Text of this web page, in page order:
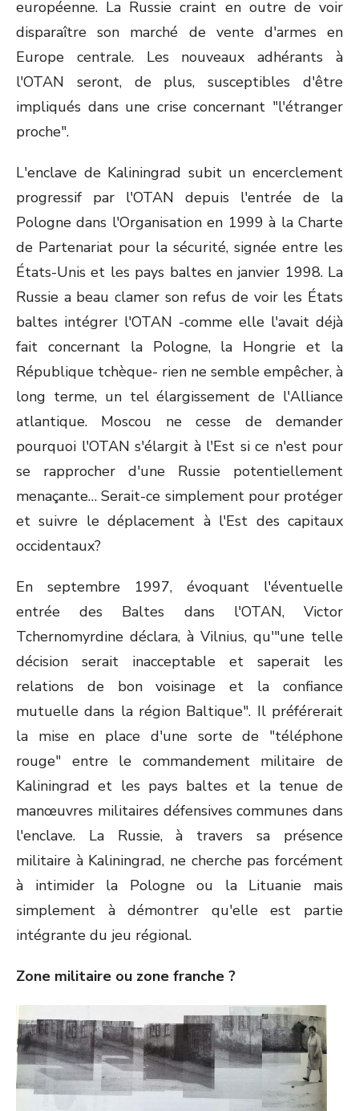
européenne. La Russie craint en outre de voir
disparaître son marché de vente d'armes en
Europe centrale. Les nouveaux adhérants à
l'OTAN seront, de plus, susceptibles d'être
impliqués dans une crise concernant "l'étranger
proche".
L'enclave de Kaliningrad subit un encerclement
progressif par l'OTAN depuis l'entrée de la
Pologne dans l'Organisation en 1999 à la Charte
de Partenariat pour la sécurité, signée entre les
États-Unis et les pays baltes en janvier 1998. La
Russie a beau clamer son refus de voir les États
baltes intégrer l'OTAN -comme elle l'avait déjà
fait concernant la Pologne, la Hongrie et la
République tchèque- rien ne semble empêcher, à
long terme, un tel élargissement de l'Alliance
atlantique. Moscou ne cesse de demander
pourquoi l'OTAN s'élargit à l'Est si ce n'est pour
se rapprocher d'une Russie potentiellement
menaçante… Serait-ce simplement pour protéger
et suivre le déplacement à l'Est des capitaux
occidentaux?
En septembre 1997, évoquant l'éventuelle
entrée des Baltes dans l'OTAN, Victor
Tchernomyrdine déclara, à Vilnius, qu'"une telle
décision serait inacceptable et saperait les
relations de bon voisinage et la confiance
mutuelle dans la région Baltique". Il préférerait
la mise en place d'une sorte de "téléphone
rouge" entre le commandement militaire de
Kaliningrad et les pays baltes et la tenue de
manœuvres militaires défensives communes dans
l'enclave. La Russie, à travers sa présence
militaire à Kaliningrad, ne cherche pas forcément
à intimider la Pologne ou la Lituanie mais
simplement à démontrer qu'elle est partie
intégrante du jeu régional.
Zone militaire ou zone franche ?